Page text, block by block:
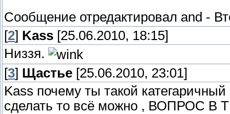
Сообщение отредактировал and -
[2] Kass [25.06.2010, 18:15]
Низзя.
[3] Щастье [25.06.2010, 23:01]
Kass почему ты такой категаричный
сделать то всё можно , ВОПРОС